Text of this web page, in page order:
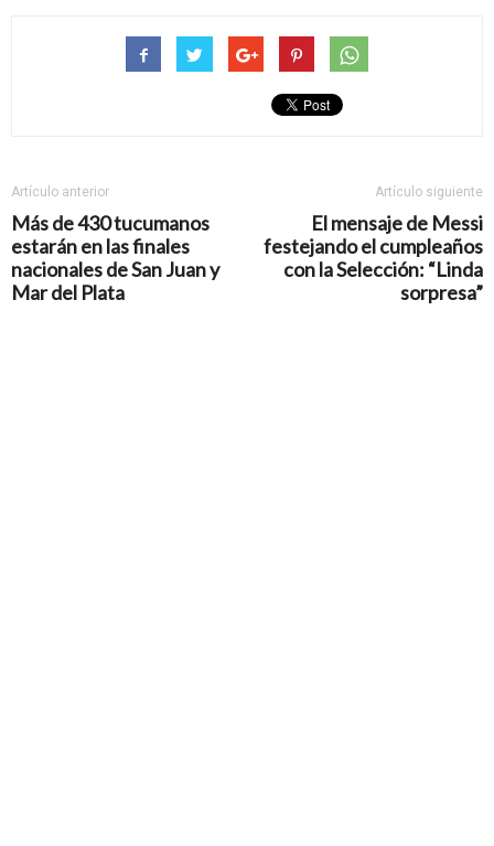
Artículo anterior
Más de 430 tucumanos
estarán en las finales
nacionales de San Juan y
Mar del Plata
Artículo siguiente
El mensaje de Messi
festejando el cumpleaños
con la Selección: “Linda
sorpresa”